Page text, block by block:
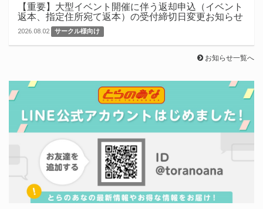
【重要】大型イベント開催に伴う返却申込（イベント
返本、指定住所宛て返本）の受付締切日変更お知らせ
2026.08.02 サークル様向け
お知らせ一覧へ